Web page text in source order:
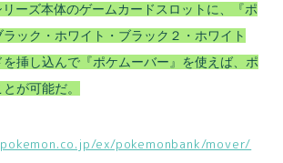
ーズ本体のゲームカードスロットに、『ポ
ック・ホワイト・ブラック２・ホワイト
を挿し込んで『ポケムーバー』を使えば、ポ
が可能だ。
ex/pokemonbank/mover/